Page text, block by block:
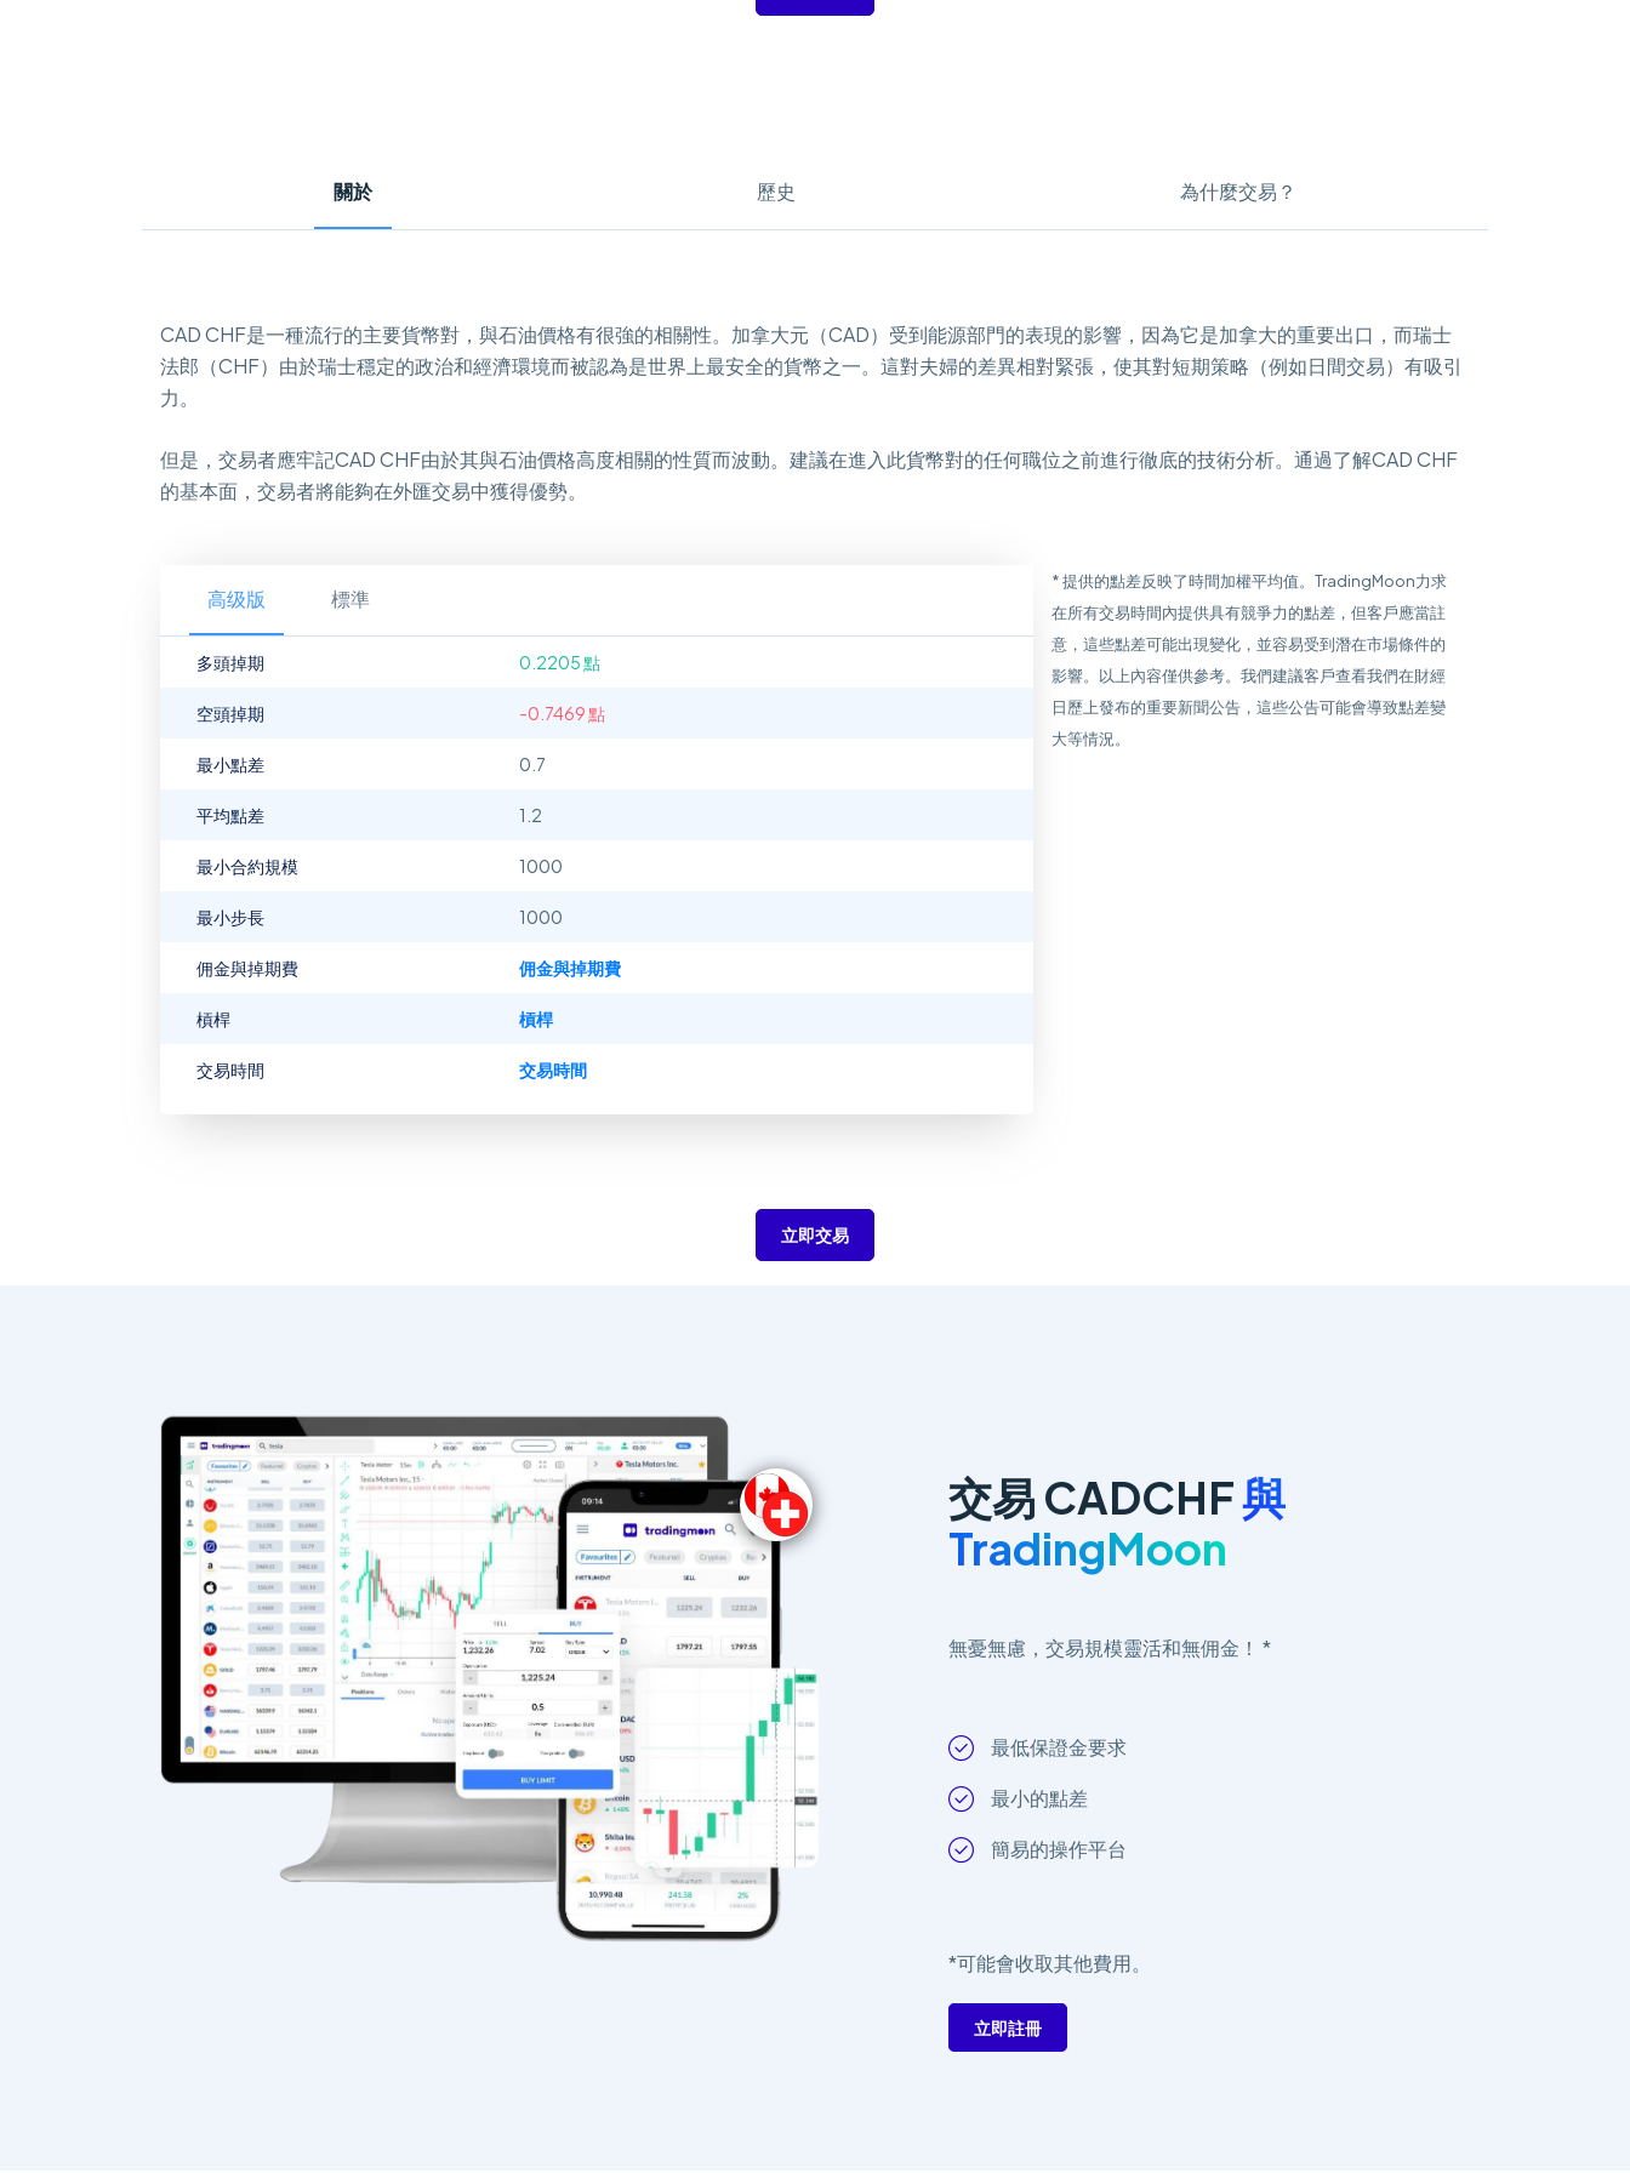
關於 歷史 為什麼交易？
CAD CHF是一種流行的主要貨幣對，與石油價格有很強的相關性。加拿大元（CAD）受到能源部門的表現的影響，因為它是加拿大的重要出口，而瑞士
法郎（CHF）由於瑞士穩定的政治和經濟環境而被認為是世界上最安全的貨幣之一。這對夫婦的差異相對緊張，使其對短期策略（例如日間交易）有吸引
力。
但是，交易者應牢記CAD CHF由於其與石油價格高度相關的性質而波動。建議在進入此貨幣對的任何職位之前進行徹底的技術分析。通過了解CAD CHF
的基本面，交易者將能夠在外匯交易中獲得優勢。
高级版 標準
多頭掉期 0.2205 點
空頭掉期 -0.7469 點
最小點差 0.7
平均點差 1.2
最小合約規模 1000
最小步長 1000
佣金與掉期費 佣金與掉期費
槓桿 槓桿
交易時間 交易時間
* 提供的點差反映了時間加權平均值。TradingMoon力求
在所有交易時間內提供具有競爭力的點差，但客戶應當註
意，這些點差可能出現變化，並容易受到潛在市場條件的
影響。以上內容僅供參考。我們建議客戶查看我們在財經
日歷上發布的重要新聞公告，這些公告可能會導致點差變
大等情況。
立即交易
交易 CADCHF與
TradingMoon
無憂無慮，交易規模靈活和無佣金！ *
最低保證金要求
最小的點差
簡易的操作平台
*可能會收取其他費用。
立即註冊